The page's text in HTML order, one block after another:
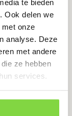
te bieden
Ook delen we
onze
analyse. Deze
met andere
ze hebben
services.